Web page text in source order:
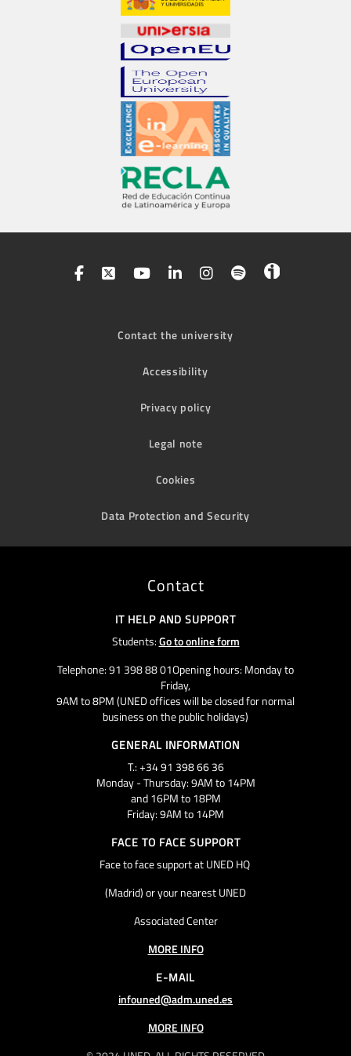
Contact the university
Accessibility
Privacy policy
Legal note
Cookies
Data Protection and Security
Contact
IT HELP AND SUPPORT
Students:Go to online form
Telephone: 91 398 88 01Opening hours: Monday to
Friday,
9AM to 8PM (UNED offices will be closed for normal
business on the public holidays)
GENERAL INFORMATION
T.: +34 91 398 66 36
Monday - Thursday: 9AM to 14PM
and 16PM to 18PM
Friday: 9AM to 14PM
FACE TO FACE SUPPORT
Face to face support at UNED HQ
(Madrid) or your nearest UNED
Associated Center
MORE INFO
E-MAIL
infouned@adm.uned.es
MORE INFO